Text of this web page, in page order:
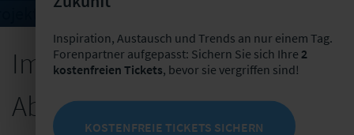
Leipzig on Board
Impressionen der
Abschlussveranstaltung
Inspiration, Austausch und Trends an nur einem Tag.
Forenpartner aufgepasst: Sichern Sie sich Ihre 2
kostenfreien Tickets, bevor sie vergriffen sind!
KOSTENFREIE TICKETS SICHERN